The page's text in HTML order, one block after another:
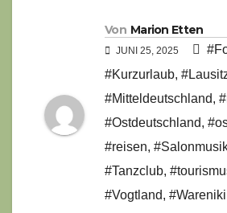
Von Marion Etten
JUNI 25, 2025
#Kurzurlaub,
#Mitteldeutschland,
#Ostdeutschland,
#reisen,
#Tanzclub,
#Vogtland, #Wareniki